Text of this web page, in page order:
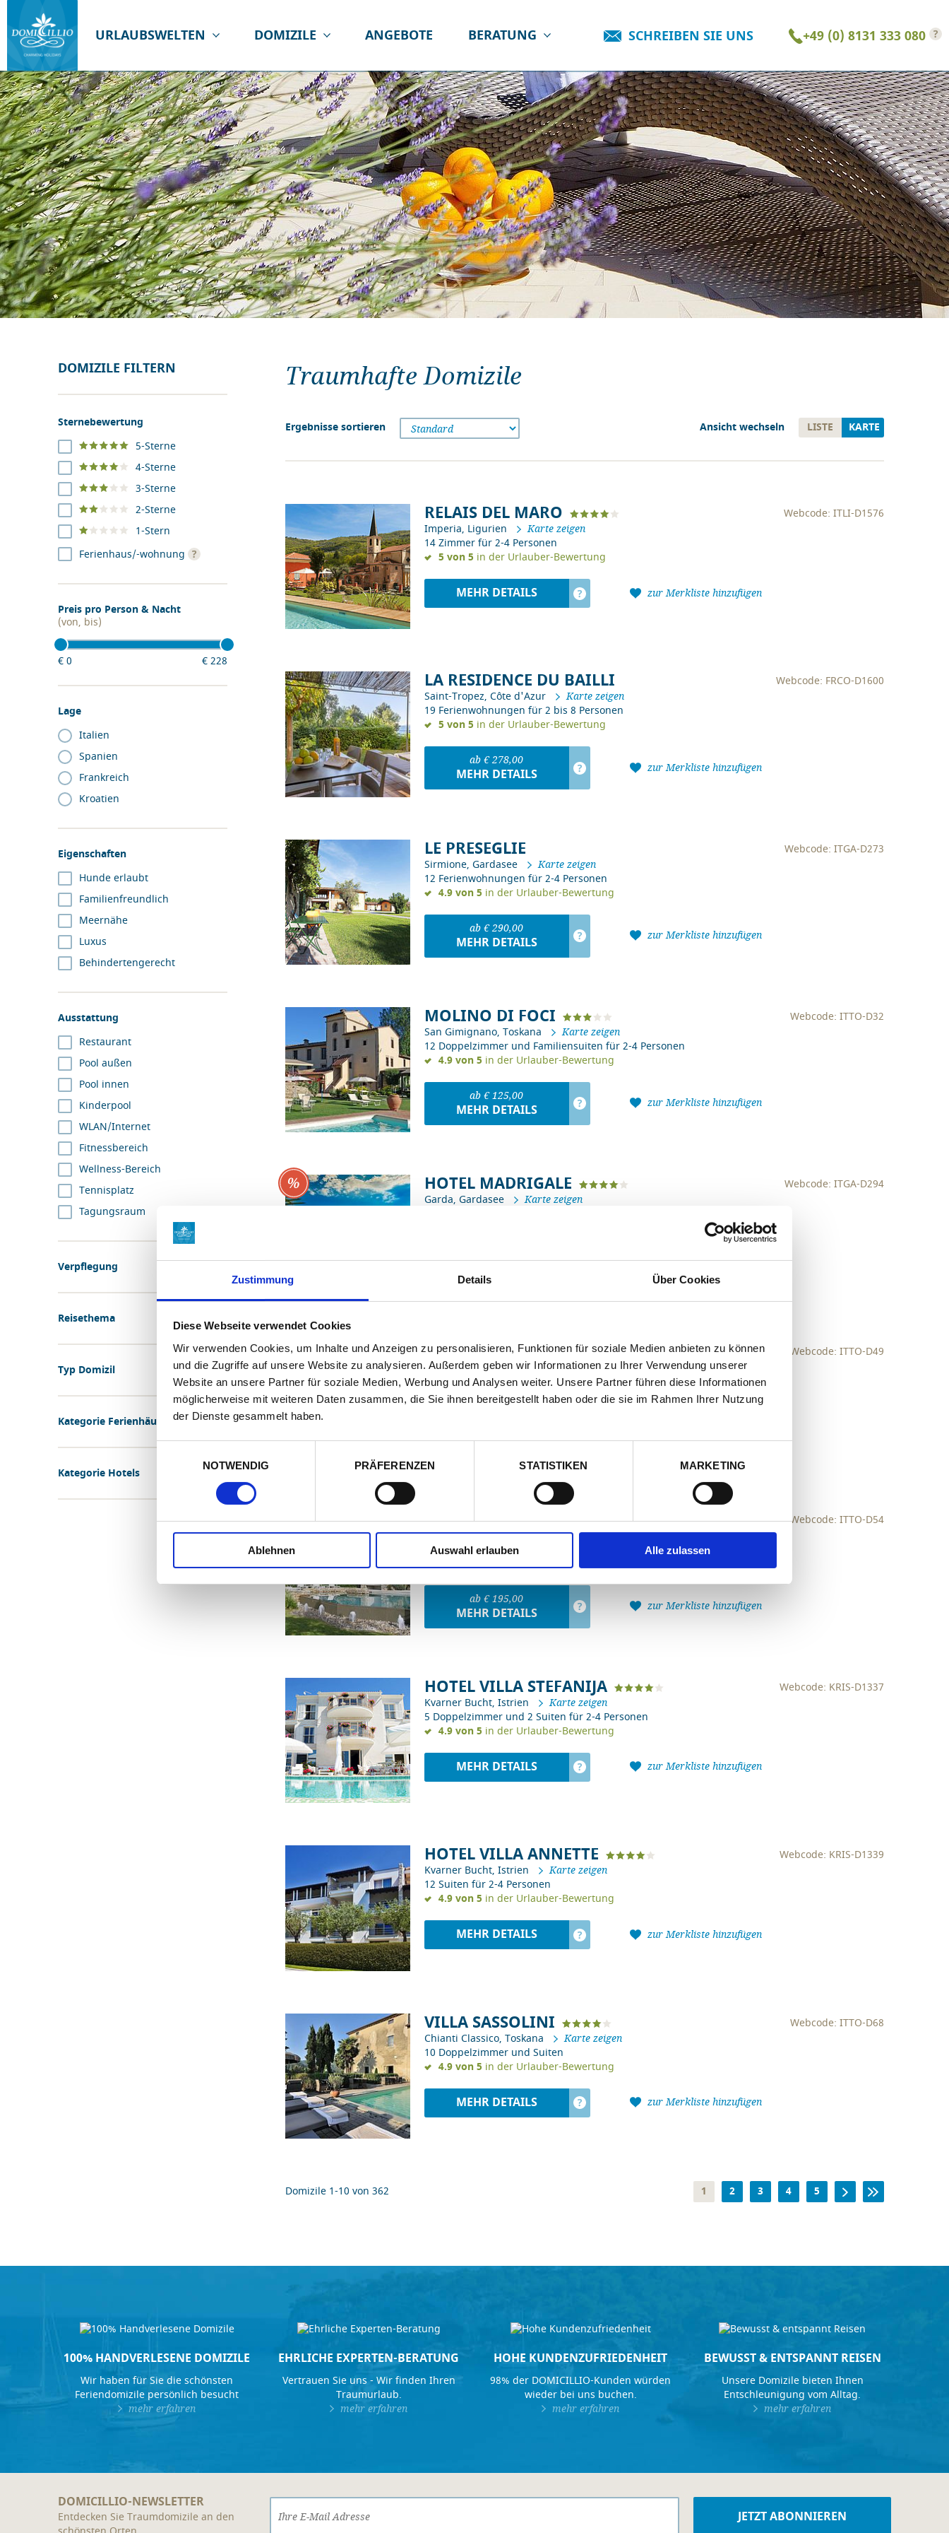
Zustimmung Details Über Cookies
Diese Webseite verwendet Cookies
Wir verwenden Cookies, um Inhalte und Anzeigen zu personalisieren, Funktionen für soziale Medien anbieten zu können
und die Zugriffe auf unsere Website zu analysieren. Außerdem geben wir Informationen zu Ihrer Verwendung unserer
Website an unsere Partner für soziale Medien, Werbung und Analysen weiter. Unsere Partner führen diese Informationen
möglicherweise mit weiteren Daten zusammen, die Sie ihnen bereitgestellt haben oder die sie im Rahmen Ihrer Nutzung
der Dienste gesammelt haben.
Einwilligungsauswahl
NOTWENDIG
PRÄFERENZEN STATISTIKEN MARKETING
Ablehnen Auswahl erlauben Alle zulassen
SCHREIBEN SIE UNS +49 (0) 8131 333 080
?
URLAUBSWELTEN DOMIZILE ANGEBOTE BERATUNG
Traumhafte Domizile
Ergebnisse sortieren Ansicht wechseln LISTE KARTE
RELAIS DEL MARO
Imperia, Ligurien Karte zeigen
14 Zimmer für 2-4 Personen
5 von 5 in der Urlauber-Bewertung
Webcode: ITLI-D1576
MEHR DETAILS zur Merkliste hinzufügen
LA RESIDENCE DU BAILLI
Saint-Tropez, Côte d'Azur Karte zeigen
19 Ferienwohnungen für 2 bis 8 Personen
5 von 5 in der Urlauber-Bewertung
Webcode: FRCO-D1600
ab € 278,00
MEHR DETAILS zur Merkliste hinzufügen
LE PRESEGLIE
Sirmione, Gardasee Karte zeigen
12 Ferienwohnungen für 2-4 Personen
4.9 von 5 in der Urlauber-Bewertung
Webcode: ITGA-D273
ab € 290,00
MEHR DETAILS zur Merkliste hinzufügen
MOLINO DI FOCI
San Gimignano, Toskana Karte zeigen
12 Doppelzimmer und Familiensuiten für 2-4 Personen
4.9 von 5 in der Urlauber-Bewertung
Webcode: ITTO-D32
ab € 125,00
MEHR DETAILS zur Merkliste hinzufügen
HOTEL MADRIGALE
Garda, Gardasee Karte zeigen
Webcode: ITGA-D294
ab € 266,00
MEHR DETAILS
VILLA PANCONESI
Florenz, Toskana Karte zeigen
10 Ferienwohnungen für 2-6 Personen
4.9 von 5in der Urlauber-Bewertung
Webcode: ITTO-D49
MEHR DETAILS ? zur Merkliste hinzufügen
EDEN ROCK RESORT
Florenz Stadt, Toskana Karte zeigen
12 Luxussuiten für 2-6 Personen
4.9 von 5in der Urlauber-Bewertung
Webcode: ITTO-D54
ab € 195,00
MEHR DETAILS zur Merkliste hinzufügen
HOTEL VILLA STEFANIJA
Kvarner Bucht, Istrien Karte zeigen
5 Doppelzimmer und 2 Suiten für 2-4 Personen
4.9 von 5 in der Urlauber-Bewertung
Webcode: KRIS-D1337
MEHR DETAILS zur Merkliste hinzufügen
HOTEL VILLA ANNETTE
Kvarner Bucht, Istrien Karte zeigen
12 Suiten für 2-4 Personen
4.9 von 5 in der Urlauber-Bewertung
Webcode: KRIS-D1339
MEHR DETAILS zur Merkliste hinzufügen
VILLA SASSOLINI
Chianti Classico, Toskana Karte zeigen
10 Doppelzimmer und Suiten
4.9 von 5 in der Urlauber-Bewertung
Webcode: ITTO-D68
MEHR DETAILS zur Merkliste hinzufügen
Domizile 1-10 von 362 1 2 3 4 5 ENDE
WEITER
DOMIZILE FILTERN
Sternebewertung
5-Sterne
4-Sterne
3-Sterne
2-Sterne
1-Stern
Ferienhaus/-wohnung
?
Preis pro Person & Nacht
(von, bis)
€0 €228
Lage
Italien
Spanien
Frankreich
Kroatien
Eigenschaften
Hunde erlaubt
Familienfreundlich
Meernähe
Luxus
Behindertengerecht
Ausstattung
Restaurant
Pool außen
Pool innen
Kinderpool
WLAN/Internet
Fitnessbereich
Wellness-Bereich
Tennisplatz
Tagungsraum
Verpflegung
Reisethema
Typ Domizil
Kategorie Ferienhäuser
Kategorie Hotels
100% HANDVERLESENE DOMIZILE
Wir haben für Sie die schönsten
Feriendomizile persönlich besucht
mehr erfahren
EHRLICHE EXPERTEN-BERATUNG
Vertrauen Sie uns - Wir finden Ihren
Traumurlaub.
mehr erfahren
HOHE KUNDENZUFRIEDENHEIT
98% der DOMICILLIO-Kunden würden
wieder bei uns buchen.
mehr erfahren
BEWUSST & ENTSPANNT REISEN
Unsere Domizile bieten Ihnen
Entschleunigung vom Alltag.
mehr erfahren
DOMICILLIO-NEWSLETTER
Entdecken Sie Traumdomizile an den